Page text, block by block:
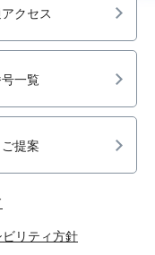
クセス
一覧
提案
リティ方針